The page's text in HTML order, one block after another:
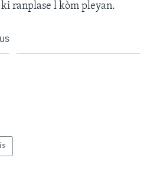
ranplase l kòm pleyan.